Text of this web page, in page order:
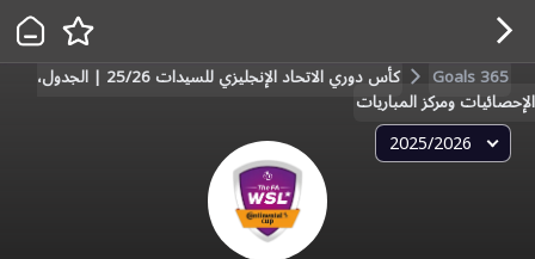
Goals 365 كأس دوري الاتحاد الإنجليزي للسيدات 25/26 | الجدول،
الإحصائيات ومركز المباريات
2025/2026